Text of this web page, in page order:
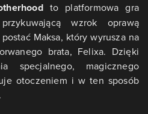
to platformowa gra
wzrok oprawą
Maksa, który wyrusza na
brata, Felixa. Dzięki
specjalnego, magicznego
otoczeniem i w ten sposób